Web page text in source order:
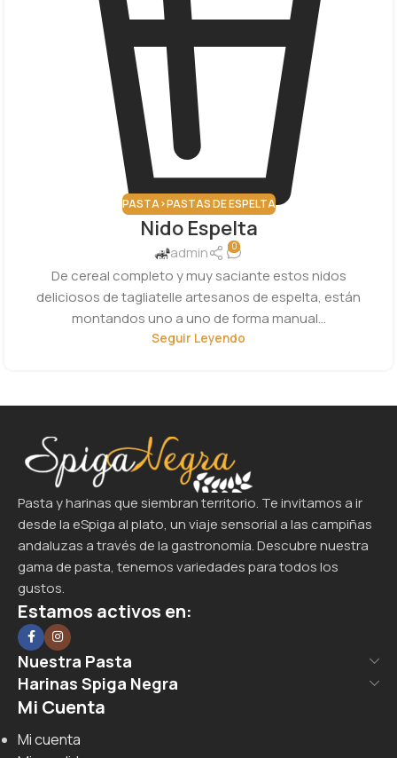
PASTA>PASTAS DE ESPELTA
Nido Espelta
admin 0
De cereal completo y muy saciante estos nidos
deliciosos de tagliatelle artesanos de espelta, están
montandos uno a uno de forma manual...
Seguir Leyendo
Pasta y harinas que siembran territorio. Te invitamos a ir
desde la eSpiga al plato, un viaje sensorial a las campiñas
andaluzas a través de la gastronomía. Descubre nuestra
gama de pasta, tenemos variedades para todos los
gustos.
Estamos activos en:
Nuestra Pasta
Harinas Spiga Negra
Mi Cuenta
Mi cuenta